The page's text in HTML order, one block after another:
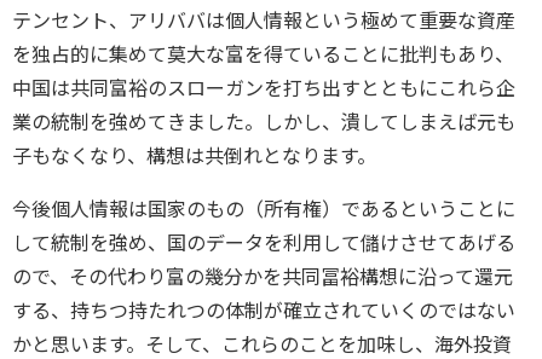
テンセント、アリババは個人情報という極めて重要な資産
を独占的に集めて莫大な富を得ていることに批判もあり、
中国は共同富裕のスローガンを打ち出すとともにこれら企
業の統制を強めてきました。しかし、潰してしまえば元も
子もなくなり、構想は共倒れとなります。
今後個人情報は国家のもの（所有権）であるということに
して統制を強め、国のデータを利用して儲けさせてあげる
ので、その代わり富の幾分かを共同冨裕構想に沿って還元
する、持ちつ持たれつの体制が確立されていくのではない
かと思います。そして、これらのことを加味し、海外投資